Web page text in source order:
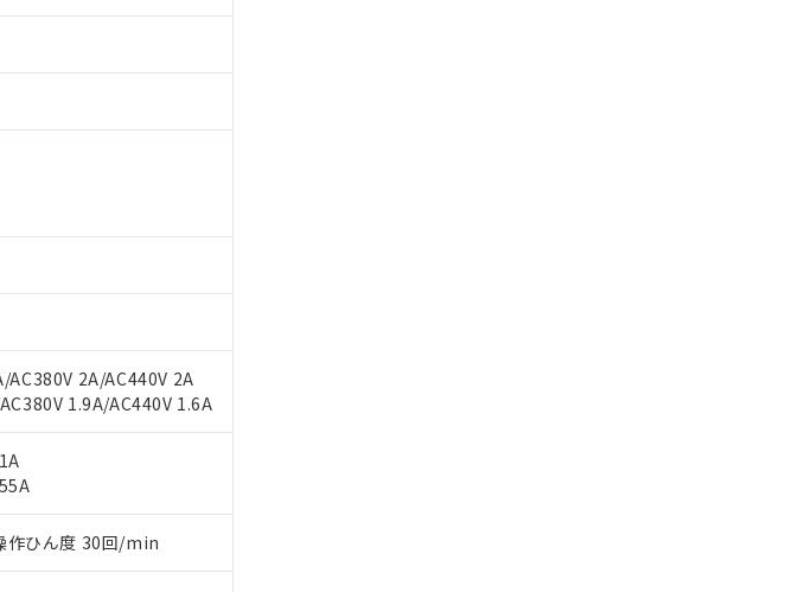
2A/AC440V 2A
1.9A/AC440V 1.6A
ひん度 30回/min
さい。
在庫状況および標準価格(税抜)を提供させていただ
の対象外となる商品もあることをご了承ください。
る更新日時点での社内データに基づき作成されるも
先、またはお客様担当のオムロン制御機器販売店・
した製品が提供可能な商品です。
関係のない商品です。
含有品と判明した場合などやむを得ず変更すること
以下、ポリ臭化ジフェニルエーテル類(PBDE) 1000ppm以下、
フタル酸ブチルベンジル（BBP） 1000ppm以下、フタル酸ジブチ
以下
は除く。
ないことを確認しています。
であることを示します。
えていることを示します。
、
、 PBDEs(ポリ臭化ジフェニルエーテル類) : 1000ppm、
1000ppm、 BBP(フタル酸ブチルベンジル) : 1000ppm、
外国貿易法に定める商品（以下｢規制貨物等」とい
国政府の輸出許可(または役務取引許可)を取得する
、生物兵器またはその他武器並びにこれらの製造装